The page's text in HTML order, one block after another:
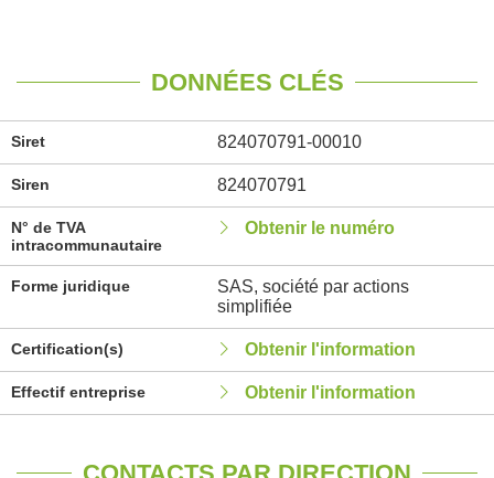
DONNÉES CLÉS
Siret 824070791-00010
Siren 824070791
N° de TVA
intracommunautaire
Obtenir le numéro
Forme juridique
SAS, société par actions
simplifiée
Certification(s) Obtenir l'information
Effectif entreprise Obtenir l'information